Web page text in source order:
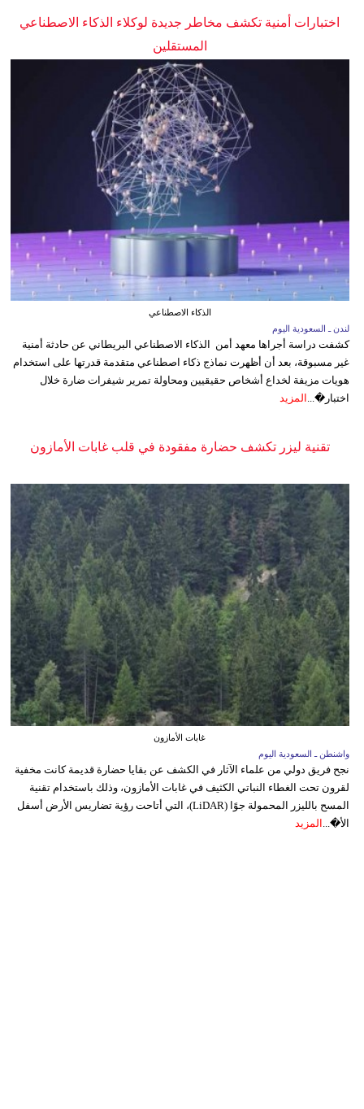
اختبارات أمنية تكشف مخاطر جديدة لوكلاء الذكاء الاصطناعي
المستقلين
الذكاء الاصطناعي
لندن ـ السعودية اليوم
كشفت دراسة أجراها معهد أمن الذكاء الاصطناعي البريطاني عن حادثة أمنية
غير مسبوقة، بعد أن أظهرت نماذج ذكاء اصطناعي متقدمة قدرتها على استخدام
هويات مزيفة لخداع أشخاص حقيقيين ومحاولة تمرير شيفرات ضارة خلال
اختبار�... المزيد
تقنية ليزر تكشف حضارة مفقودة في قلب غابات الأمازون
غابات الأمازون
واشنطن ـ السعودية اليوم
نجح فريق دولي من علماء الآثار في الكشف عن بقايا حضارة قديمة كانت مخفية
لقرون تحت الغطاء النباتي الكثيف في غابات الأمازون، وذلك باستخدام تقنية
المسح بالليزر المحمولة جوًا (LiDAR)، التي أتاحت رؤية تضاريس الأرض أسفل
الأ�... المزيد